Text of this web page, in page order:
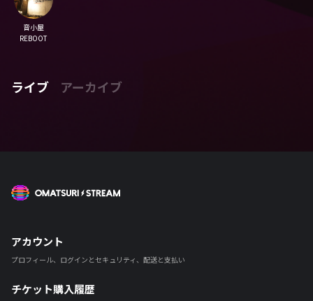
音小屋
REBOOT
ライブ アーカイブ
アカウント
プロフィール、ログインとセキュリティ、配送と支払い
チケット購入履歴